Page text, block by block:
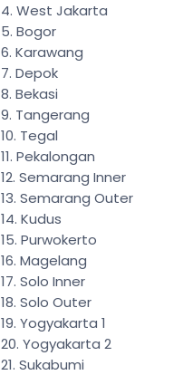
West Jakarta
Bogor
Karawang
Depok
Bekasi
Tangerang
Tegal
Pekalongan
Semarang Inner
Semarang Outer
Kudus
Purwokerto
Magelang
Solo Inner
Solo Outer
Yogyakarta 1
Yogyakarta 2
Sukabumi